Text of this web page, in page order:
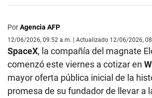
PorAgencia AFP
12/06/2026, 09:52 a.m. | Actualizado 12/06/2026,
SpaceX, la compañía del magnate
comenzó este viernes a cotizar en
mayor oferta pública inicial de la
promesa de su fundador de llevar a